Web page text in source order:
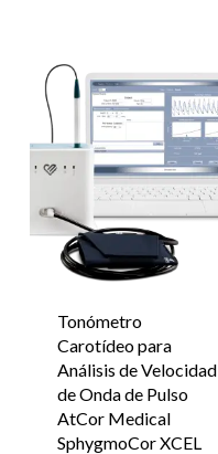
Tonómetro
Carotídeo para
Análisis de Velocidad
de Onda de Pulso
AtCor Medical
SphygmoCor XCEL